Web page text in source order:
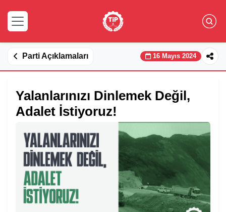
Parti Açıklamaları 16 Mayıs 2024
Yalanlarınızı Dinlemek Değil,
Adalet İstiyoruz!